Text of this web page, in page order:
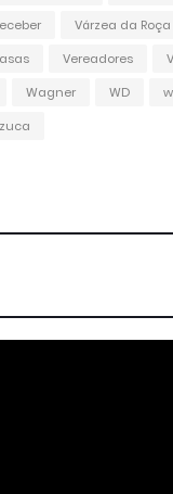
Várzea da Roça
Vereadores
Wagner WD
zuca